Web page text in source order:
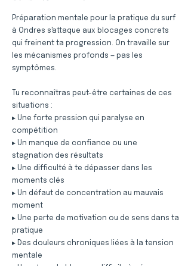
Préparation mentale pour la pratique du surf
à Ondres s'attaque aux blocages concrets
qui freinent ta progression. On travaille sur
les mécanismes profonds — pas les
symptômes.
Tu reconnaîtras peut-être certaines de ces
situations :
▸ Une forte pression qui paralyse en
compétition
▸ Un manque de confiance ou une
stagnation des résultats
▸ Une difficulté à te dépasser dans les
moments clés
▸ Un défaut de concentration au mauvais
moment
▸ Une perte de motivation ou de sens dans ta
pratique
▸ Des douleurs chroniques liées à la tension
mentale